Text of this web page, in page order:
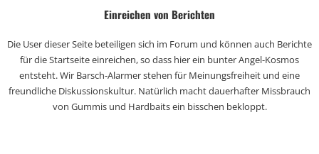
Einreichen von Berichten
Die User dieser Seite beteiligen sich im Forum und können auch Berichte
für die Startseite einreichen, so dass hier ein bunter Angel-Kosmos
entsteht. Wir Barsch-Alarmer stehen für Meinungsfreiheit und eine
freundliche Diskussionskultur. Natürlich macht dauerhafter Missbrauch
von Gummis und Hardbaits ein bisschen bekloppt.